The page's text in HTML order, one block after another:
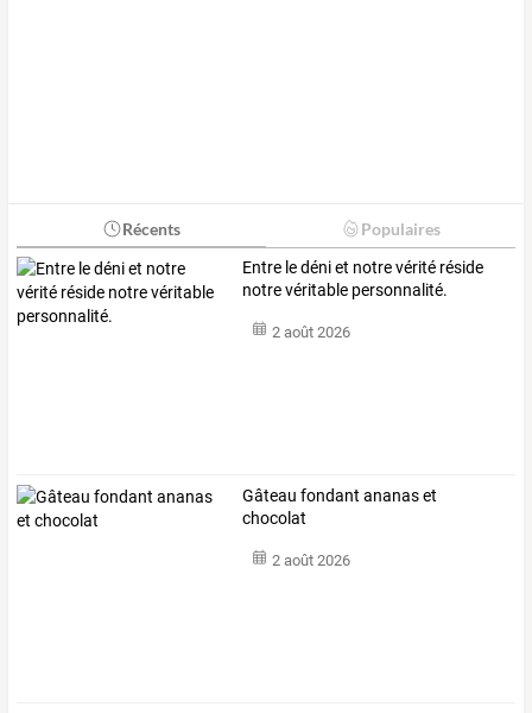
Récents Populaires
Entre le déni et notre vérité réside
notre véritable personnalité.
2 août 2026
Gâteau fondant ananas et
chocolat
2 août 2026